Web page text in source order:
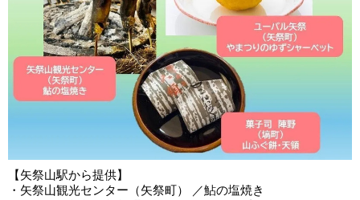
【矢祭山駅から提供】
・矢祭山観光センター（矢祭町） ／鮎の塩焼き